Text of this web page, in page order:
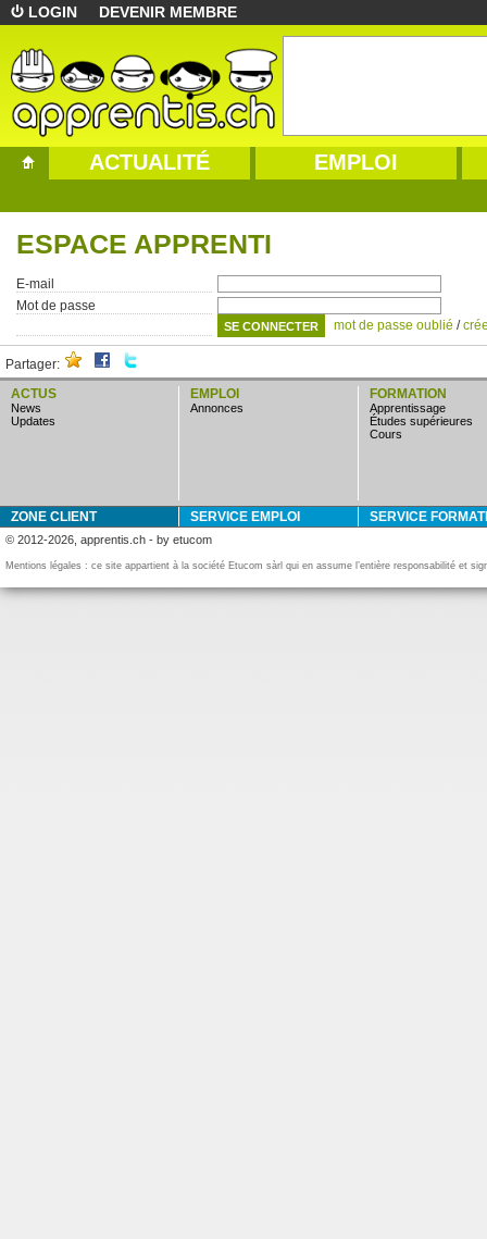
LOGIN DEVENIR MEMBRE
ACTUALITÉ EMPLOI
ESPACE APPRENTI
E-mail
Mot de passe
mot de passe oublié /
Partager:
ACTUS
news
updates
EMPLOI
annonces
FORMATION
apprentissage
études supérieures
cours
ZONE CLIENT SERVICE EMPLOI SERVICE
© 2012-2026, apprentis.ch - by etucom
Mentions légales : ce site appartient à la société Etucom sàrl qui en assume l’entière responsabilité et